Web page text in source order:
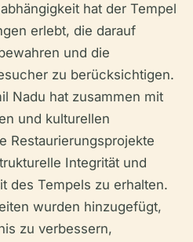
hat der Tempel
erlebt, die darauf
und die
zu berücksichtigen.
Nadu hat zusammen mit
und kulturellen
Restaurierungsprojekte
Integrität und
des Tempels zu erhalten.
wurden hinzugefügt,
zu verbessern,